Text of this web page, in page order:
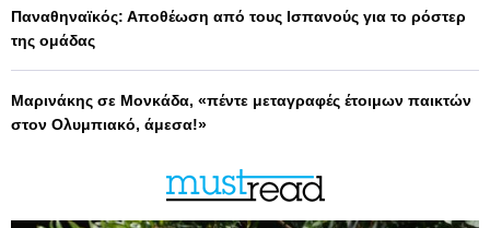
Παναθηναϊκός: Αποθέωση από τους Ισπανούς για το ρόστερ
της ομάδας
Μαρινάκης σε Μονκάδα, «πέντε μεταγραφές έτοιμων παικτών
στον Ολυμπιακό, άμεσα!»